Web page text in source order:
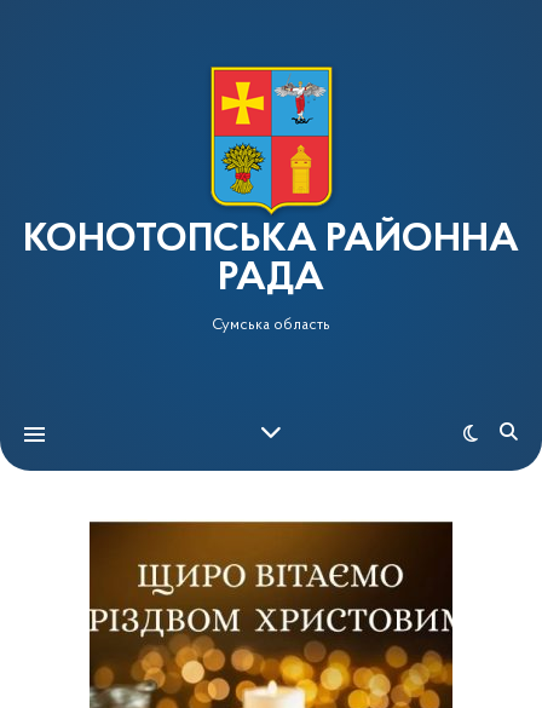
КОНОТОПСЬКА РАЙОННА
РАДА
Сумська область